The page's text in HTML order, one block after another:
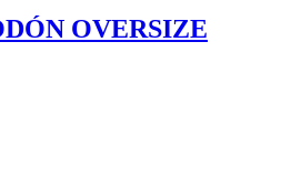
OVERSIZE